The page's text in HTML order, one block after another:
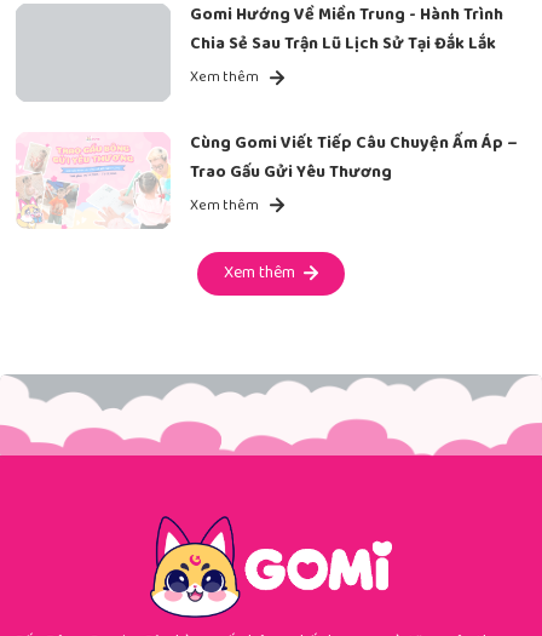
Gomi Hướng Về Miền Trung - Hành Trình
Chia Sẻ Sau Trận Lũ Lịch Sử Tại Đắk Lắk
Xem thêm
Cùng Gomi Viết Tiếp Câu Chuyện Ấm Áp –
Trao Gấu Gửi Yêu Thương
Xem thêm
Xem thêm